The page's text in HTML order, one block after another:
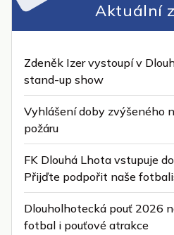
Aktuální
Zdeněk Izer vystoupí v
stand-up show
Vyhlášení doby zvýšeného
požáru
FK Dlouhá Lhota vstupuje
Přijďte podpořit naše
Dlouholhotecká pouť 2026
fotbal i pouťové atrakce